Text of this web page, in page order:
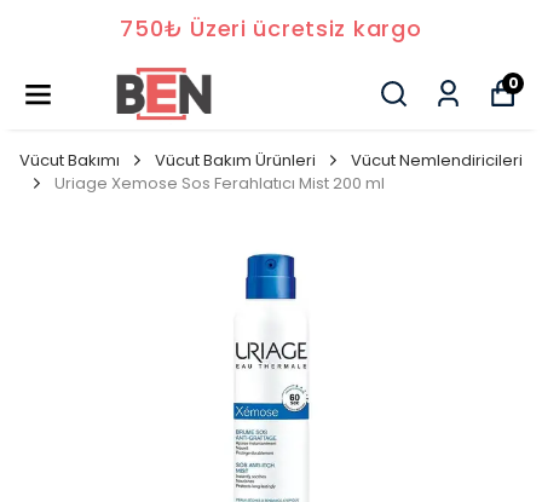
750₺ Üzeri ücretsiz kargo
0
Vücut Bakımı Vücut Bakım Ürünleri
Vücut Nemlendiricileri
Uriage Xemose Sos Ferahlatıcı Mist 200 ml